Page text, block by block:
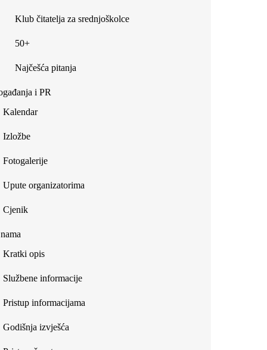
Klub čitatelja za srednjoškolce
50+
Najčešća pitanja
i PR
Kalendar
Izložbe
Fotogalerije
Upute organizatorima
Cjenik
Kratki opis
Službene informacije
Pristup informacijama
Godišnja izvješća